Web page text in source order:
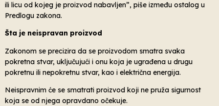
ili licu od kojeg je proizvod nabavljen”, piše između ostalog u
Predlogu zakona.
Šta je neispravan proizvod
Zakonom se precizira da se proizvodom smatra svaka
pokretna stvar, uključujući i onu koja je ugrađena u drugu
pokretnu ili nepokretnu stvar, kao i električna energija.
Neispravnim će se smatrati proizvod koji ne pruža sigurnost
koja se od njega opravdano očekuje.